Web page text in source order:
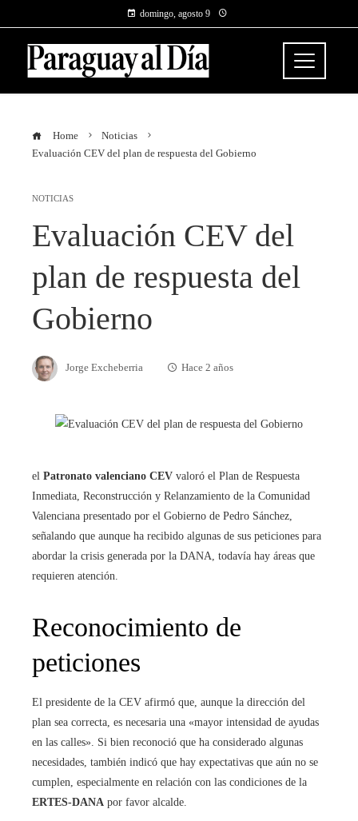
domingo, agosto 9
Home
Noticias
Evaluación CEV del plan de respuesta del Gobierno
NOTICIAS
Evaluación CEV del
plan de respuesta del
Gobierno
Jorge Excheberria Hace 2 años
el Patronato valenciano CEV valoró el Plan de Respuesta
Inmediata, Reconstrucción y Relanzamiento de la Comunidad
Valenciana presentado por el Gobierno de Pedro Sánchez,
señalando que aunque ha recibido algunas de sus peticiones para
abordar la crisis generada por la DANA, todavía hay áreas que
requieren atención.
Reconocimiento de
peticiones
El presidente de la CEV afirmó que, aunque la dirección del
plan sea correcta, es necesaria una «mayor intensidad de ayudas
en las calles». Si bien reconoció que ha considerado algunas
necesidades, también indicó que hay expectativas que aún no se
cumplen, especialmente en relación con las condiciones de la
ERTES-DANA por favor alcalde.